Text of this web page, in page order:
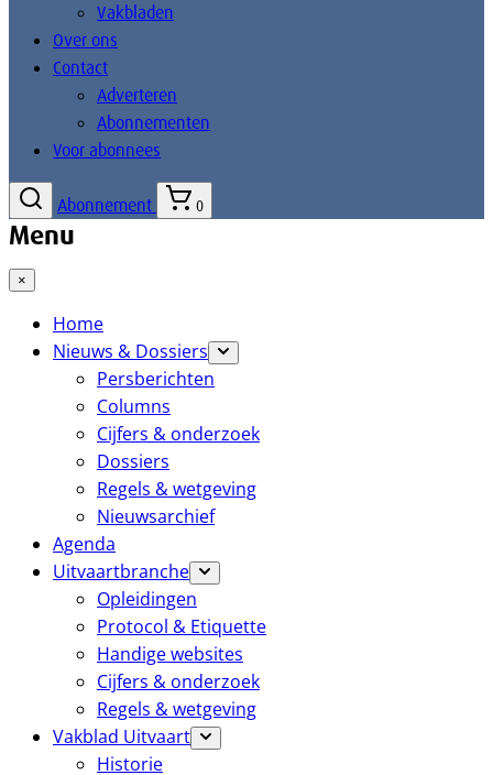
Vakbladen
Over ons
Contact
Adverteren
Abonnementen
Voor abonnees
Abonnement 0
Menu
×
Home
Nieuws & Dossiers
Persberichten
Columns
Cijfers & onderzoek
Dossiers
Regels & wetgeving
Nieuwsarchief
Agenda
Uitvaartbranche
Opleidingen
Protocol & Etiquette
Handige websites
Cijfers & onderzoek
Regels & wetgeving
Vakblad Uitvaart
Historie